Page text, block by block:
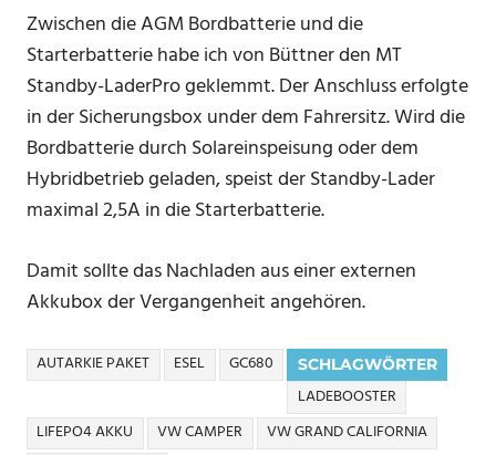
Zwischen die AGM Bordbatterie und die
Starterbatterie habe ich von Büttner den MT
Standby-LaderPro geklemmt. Der Anschluss erfolgte
in der Sicherungsbox under dem Fahrersitz. Wird die
Bordbatterie durch Solareinspeisung oder dem
Hybridbetrieb geladen, speist der Standby-Lader
maximal 2,5A in die Starterbatterie.
Damit sollte das Nachladen aus einer externen
Akkubox der Vergangenheit angehören.
SCHLAGWÖRTER
AUTARKIE PAKET ESEL
GC680
LADEBOOSTER
LIFEPO4 AKKU
VW CAMPER
VW GRAND CALIFORNIA